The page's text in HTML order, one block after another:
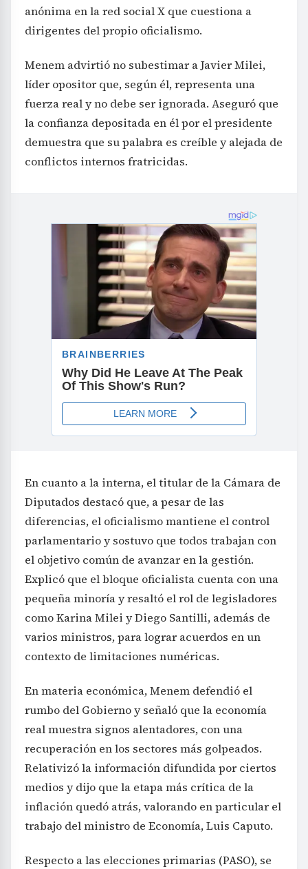
anónima en la red social X que cuestiona a
dirigentes del propio oficialismo.
Menem advirtió no subestimar a Javier Milei,
líder opositor que, según él, representa una
fuerza real y no debe ser ignorada. Aseguró que
la confianza depositada en él por el presidente
demuestra que su palabra es creíble y alejada de
conflictos internos fratricidas.
En cuanto a la interna, el titular de la Cámara de
Diputados destacó que, a pesar de las
diferencias, el oficialismo mantiene el control
parlamentario y sostuvo que todos trabajan con
el objetivo común de avanzar en la gestión.
Explicó que el bloque oficialista cuenta con una
pequeña minoría y resaltó el rol de legisladores
como Karina Milei y Diego Santilli, además de
varios ministros, para lograr acuerdos en un
contexto de limitaciones numéricas.
En materia económica, Menem defendió el
rumbo del Gobierno y señaló que la economía
real muestra signos alentadores, con una
recuperación en los sectores más golpeados.
Relativizó la información difundida por ciertos
medios y dijo que la etapa más crítica de la
inflación quedó atrás, valorando en particular el
trabajo del ministro de Economía, Luis Caputo.
Respecto a las elecciones primarias (PASO), se